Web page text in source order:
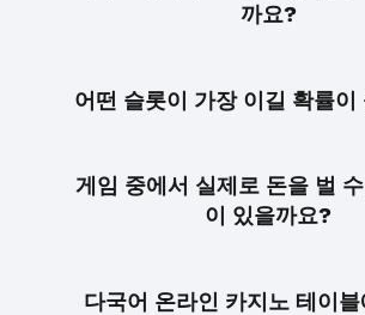
까요?
어떤 슬롯이 가장 이길 확률이
게임 중에서 실제로 돈을 벌
이 있을까요?
다국어 온라인 카지노 테이